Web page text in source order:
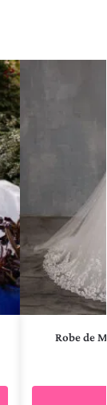
Robe de